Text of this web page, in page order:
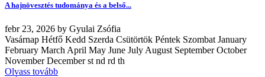
A hajnövesztés tudománya és a belső...
febr 23, 2026 by Gyulai Zsófia
Vasárnap Hétfő Kedd Szerda Csütörtök Péntek Szombat January
February March April May June July August September October
November December st nd rd th
Olvass tovább